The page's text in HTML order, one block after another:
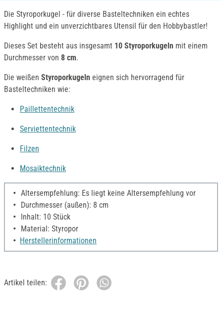
Die Styroporkugel - für diverse Basteltechniken ein echtes
Highlight und ein unverzichtbares Utensil für den Hobbybastler!
Dieses Set besteht aus insgesamt 10 Styroporkugeln mit einem
Durchmesser von 8 cm.
Die weißen Styroporkugeln eignen sich hervorragend für
Basteltechniken wie:
Paillettentechnik
Serviettentechnik
Filzen
Mosaiktechnik
Altersempfehlung: Es liegt keine Altersempfehlung vor
Durchmesser (außen): 8 cm
Inhalt: 10 Stück
Material: Styropor
Herstellerinformationen
Artikel teilen: